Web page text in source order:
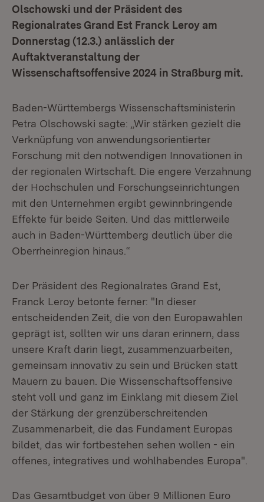
Olschowski und der Präsident des
Regionalrates Grand Est Franck Leroy am
Donnerstag (12.3.) anlässlich der
Auftaktveranstaltung der
Wissenschaftsoffensive 2024 in Straßburg mit.
Baden-Württembergs Wissenschaftsministerin
Petra Olschowski sagte: „Wir stärken gezielt die
Verknüpfung von anwendungsorientierter
Forschung mit den notwendigen Innovationen in
der regionalen Wirtschaft. Die engere Verzahnung
der Hochschulen und Forschungseinrichtungen
mit den Unternehmen ergibt gewinnbringende
Effekte für beide Seiten. Und das mittlerweile
auch in Baden-Württemberg deutlich über die
Oberrheinregion hinaus.“
Der Präsident des Regionalrates Grand Est,
Franck Leroy betonte ferner: "In dieser
entscheidenden Zeit, die von den Europawahlen
geprägt ist, sollten wir uns daran erinnern, dass
unsere Kraft darin liegt, zusammenzuarbeiten,
gemeinsam innovativ zu sein und Brücken statt
Mauern zu bauen. Die Wissenschaftsoffensive
steht voll und ganz im Einklang mit diesem Ziel
der Stärkung der grenzüberschreitenden
Zusammenarbeit, die das Fundament Europas
bildet, das wir fortbestehen sehen wollen - ein
offenes, integratives und wohlhabendes Europa".
Das Gesamtbudget von über 9 Millionen Euro